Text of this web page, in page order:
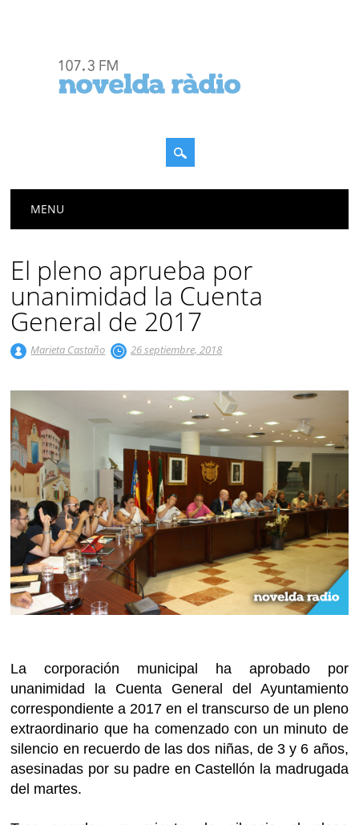
Menú principal
MENU
El pleno aprueba por
unanimidad la Cuenta
General de 2017
Marieta Castaño 26 septiembre, 2018
La corporación municipal ha aprobado por
unanimidad la Cuenta General del Ayuntamiento
correspondiente a 2017 en el transcurso de un pleno
extraordinario que ha comenzado con un minuto de
silencio en recuerdo de las dos niñas, de 3 y 6 años,
asesinadas por su padre en Castellón la madrugada
del martes.